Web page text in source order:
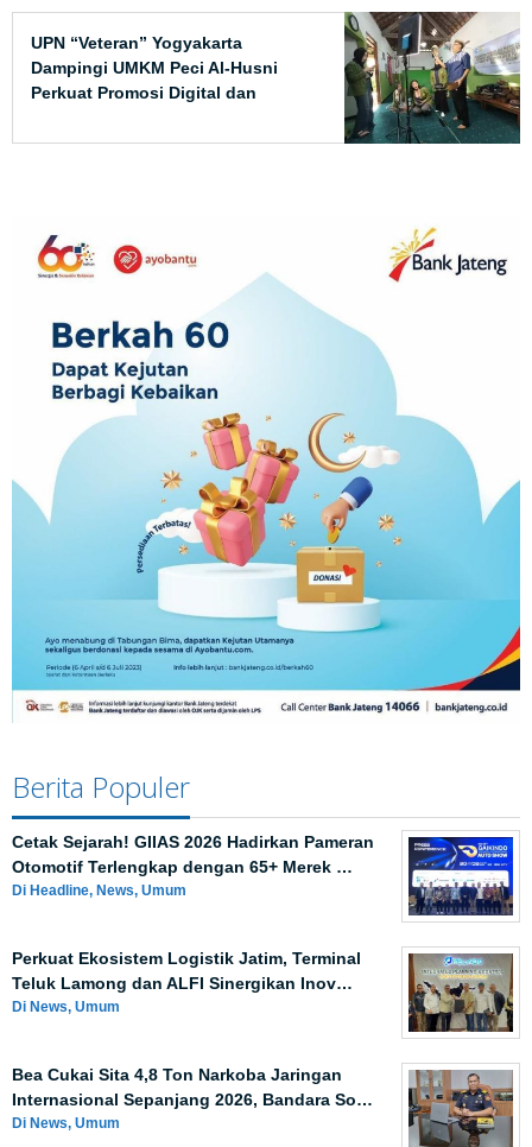
UPN “Veteran” Yogyakarta
Dampingi UMKM Peci Al-Husni
Perkuat Promosi Digital dan
Peci Custom
Berita Populer
Cetak Sejarah! GIIAS 2026 Hadirkan Pameran
Otomotif Terlengkap dengan 65+ Merek …
Di Headline, News, Umum
Perkuat Ekosistem Logistik Jatim, Terminal
Teluk Lamong dan ALFI Sinergikan Inov…
Di News, Umum
Bea Cukai Sita 4,8 Ton Narkoba Jaringan
Internasional Sepanjang 2026, Bandara So…
Di News, Umum